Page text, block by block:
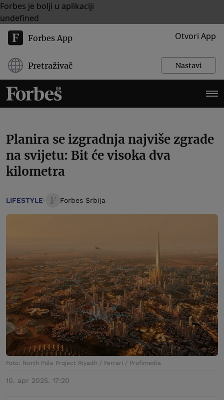
Forbes je bolji u aplikaciji
undefined
Forbes App Otvori App
Pretraživač Nastavi
Planira se izgradnja najviše zgrade
na svijetu: Bit će visoka dva
kilometra
LIFESTYLE Forbes Srbija
Foto: North Pole Project Riyadh / Ferrari / Profimedia
10. apr 2025. 17:20